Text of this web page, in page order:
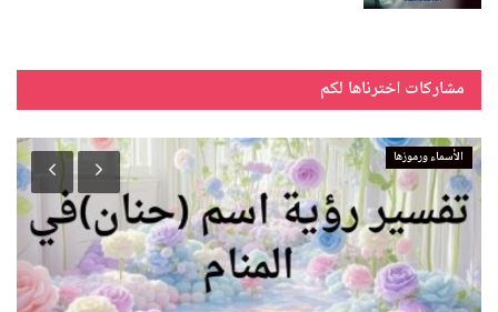
مشاركات اخترناها لكم
الأسماء ورموزها